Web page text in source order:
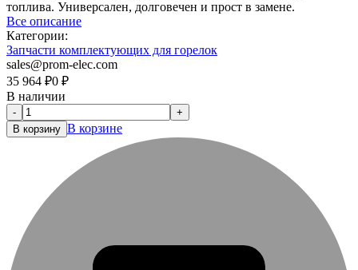
топлива. Универсален, долговечен и прост в замене.
Все описание
Категории:
Запчасти комплектующих для горелок
sales@prom-elec.com
35 964 ₽0 ₽
В наличии
-
+
В корзину В корзине